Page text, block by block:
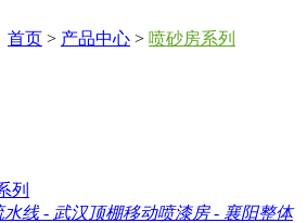
首页 > 产品中心 > 喷砂房系列
列
水线 - 武汉顶棚移动喷漆房 - 襄阳整体